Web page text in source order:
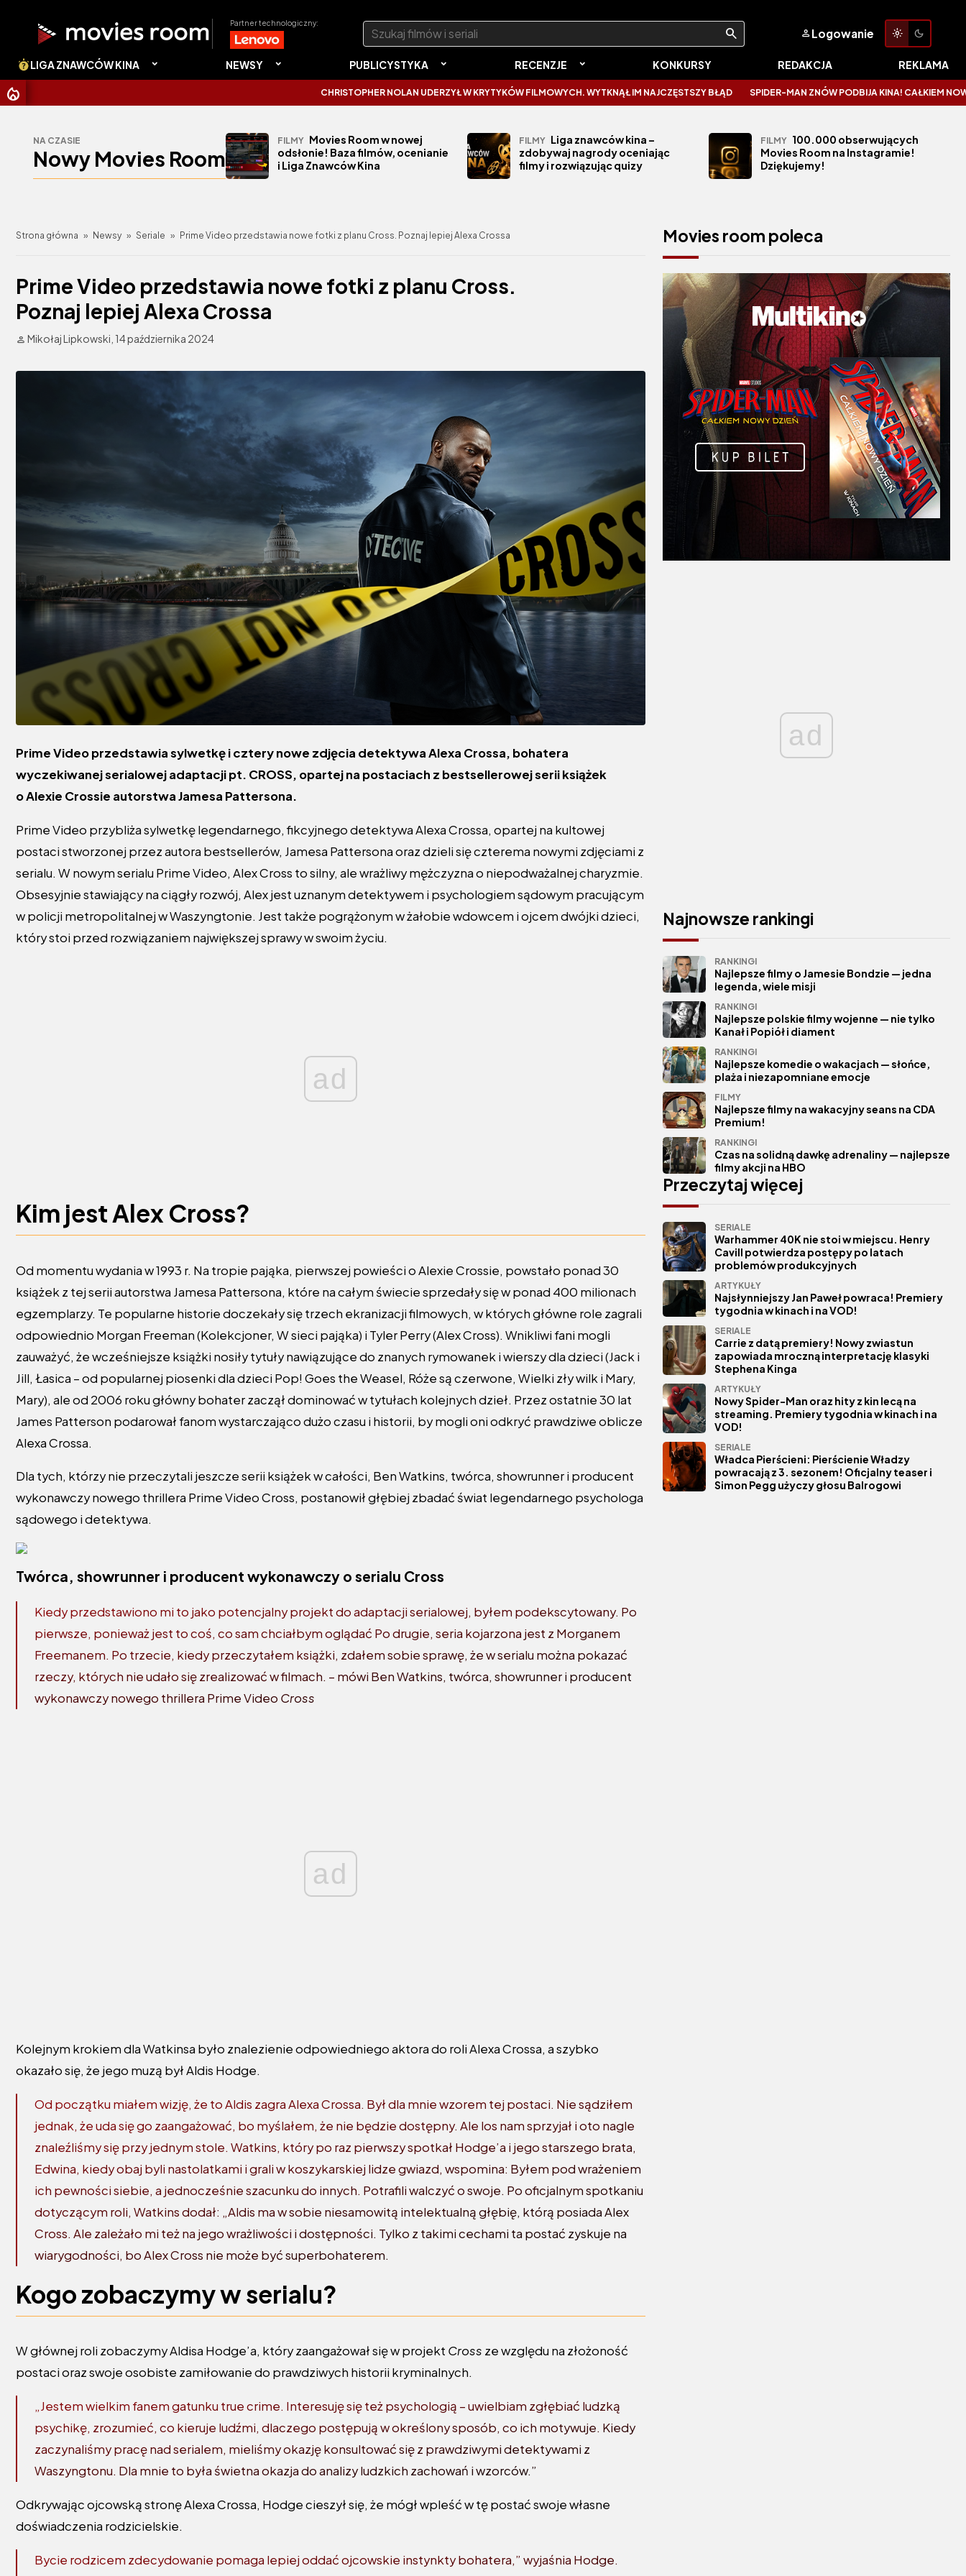
Partner technologiczny: Szukaj:
Logowanie
LIGA ZNAWCÓW KINA NEWSY PUBLICYSTYKA RECENZJE KONKURSY REDAKCJA REKLAMA
CHRISTOPHER NOLAN UDERZYŁ W KRYTYKÓW FILMOWYCH. WYTKNĄŁ IM NAJCZĘSTSZY BŁĄD SPIDER-MAN ZNÓW PODBIJA KINA! CAŁKIEM NOWY DZIEŃ
NA CZASIE
Nowy Movies Room
FILMY Movies Room w nowej
odsłonie! Baza filmów, ocenianie
i Liga Znawców Kina
FILMY Liga znawców kina –
zdobywaj nagrody oceniając
filmy i rozwiązując quizy
FILMY 100.000 obserwujących
Movies Room na Instagramie!
Dziękujemy!
Strona główna » Newsy » Seriale » Prime Video przedstawia nowe fotki z planu Cross. Poznaj lepiej Alexa Crossa
Prime Video przedstawia nowe fotki z planu Cross.
Poznaj lepiej Alexa Crossa
Mikołaj Lipkowski, 14 października 2024
Prime Video przedstawia sylwetkę i cztery nowe zdjęcia detektywa Alexa Crossa, bohatera
wyczekiwanej serialowej adaptacji pt. CROSS, opartej na postaciach z bestsellerowej serii książek
o Alexie Crossie autorstwa Jamesa Pattersona.
Prime Video przybliża sylwetkę legendarnego, fikcyjnego detektywa Alexa Crossa, opartej na kultowej
postaci stworzonej przez autora bestsellerów, Jamesa Pattersona oraz dzieli się czterema nowymi zdjęciami z
serialu. W nowym serialu Prime Video, Alex Cross to silny, ale wrażliwy mężczyzna o niepodważalnej charyzmie.
Obsesyjnie stawiający na ciągły rozwój, Alex jest uznanym detektywem i psychologiem sądowym pracującym
w policji metropolitalnej w Waszyngtonie. Jest także pogrążonym w żałobie wdowcem i ojcem dwójki dzieci,
który stoi przed rozwiązaniem największej sprawy w swoim życiu.
ad
Kim jest Alex Cross?
Od momentu wydania w 1993 r. Na tropie pająka, pierwszej powieści o Alexie Crossie, powstało ponad 30
książek z tej serii autorstwa Jamesa Pattersona, które na całym świecie sprzedały się w ponad 400 milionach
egzemplarzy. Te popularne historie doczekały się trzech ekranizacji filmowych, w których główne role zagrali
odpowiednio Morgan Freeman (Kolekcjoner, W sieci pająka) i Tyler Perry (Alex Cross). Wnikliwi fani mogli
zauważyć, że wcześniejsze książki nosiły tytuły nawiązujące do znanych rymowanek i wierszy dla dzieci (Jack i
Jill, Łasica – od popularnej piosenki dla dzieci Pop! Goes the Weasel, Róże są czerwone, Wielki zły wilk i Mary,
Mary), ale od 2006 roku główny bohater zaczął dominować w tytułach kolejnych dzieł. Przez ostatnie 30 lat
James Patterson podarował fanom wystarczająco dużo czasu i historii, by mogli oni odkryć prawdziwe oblicze
Alexa Crossa.
Dla tych, którzy nie przeczytali jeszcze serii książek w całości, Ben Watkins, twórca, showrunner i producent
wykonawczy nowego thrillera Prime Video Cross, postanowił głębiej zbadać świat legendarnego psychologa
sądowego i detektywa.
Twórca, showrunner i producent wykonawczy o serialu Cross
Kiedy przedstawiono mi to jako potencjalny projekt do adaptacji serialowej, byłem podekscytowany. Po
pierwsze, ponieważ jest to coś, co sam chciałbym oglądać Po drugie, seria kojarzona jest z Morganem
Freemanem. Po trzecie, kiedy przeczytałem książki, zdałem sobie sprawę, że w serialu można pokazać
rzeczy, których nie udało się zrealizować w filmach. – mówi Ben Watkins, twórca, showrunner i producent
wykonawczy nowego thrillera Prime Video Cross
ad
Kolejnym krokiem dla Watkinsa było znalezienie odpowiedniego aktora do roli Alexa Crossa, a szybko
okazało się, że jego muzą był Aldis Hodge.
Od początku miałem wizję, że to Aldis zagra Alexa Crossa. Był dla mnie wzorem tej postaci. Nie sądziłem
jednak, że uda się go zaangażować, bo myślałem, że nie będzie dostępny. Ale los nam sprzyjał i oto nagle
znaleźliśmy się przy jednym stole. Watkins, który po raz pierwszy spotkał Hodge’a i jego starszego brata,
Edwina, kiedy obaj byli nastolatkami i grali w koszykarskiej lidze gwiazd, wspomina: Byłem pod wrażeniem
ich pewności siebie, a jednocześnie szacunku do innych. Potrafili walczyć o swoje. Po oficjalnym spotkaniu
dotyczącym roli, Watkins dodał: „Aldis ma w sobie niesamowitą intelektualną głębię, którą posiada Alex
Cross. Ale zależało mi też na jego wrażliwości i dostępności. Tylko z takimi cechami ta postać zyskuje na
wiarygodności, bo Alex Cross nie może być superbohaterem.
Kogo zobaczymy w serialu?
W głównej roli zobaczymy Aldisa Hodge’a, który zaangażował się w projekt Cross ze względu na złożoność
postaci oraz swoje osobiste zamiłowanie do prawdziwych historii kryminalnych.
„Jestem wielkim fanem gatunku true crime. Interesuję się też psychologią – uwielbiam zgłębiać ludzką
psychikę, zrozumieć, co kieruje ludźmi, dlaczego postępują w określony sposób, co ich motywuje. Kiedy
zaczynaliśmy pracę nad serialem, mieliśmy okazję konsultować się z prawdziwymi detektywami z
Waszyngtonu. Dla mnie to była świetna okazja do analizy ludzkich zachowań i wzorców.”
Odkrywając ojcowską stronę Alexa Crossa, Hodge cieszył się, że mógł wpleść w tę postać swoje własne
doświadczenia rodzicielskie.
Bycie rodzicem zdecydowanie pomaga lepiej oddać ojcowskie instynkty bohatera,” wyjaśnia Hodge.
Movies room poleca
ad
Najnowsze rankingi
RANKINGI
Najlepsze filmy o Jamesie Bondzie — jedna
legenda, wiele misji
RANKINGI
Najlepsze polskie filmy wojenne — nie tylko
Kanał i Popiół i diament
RANKINGI
Najlepsze komedie o wakacjach — słońce,
plaża i niezapomniane emocje
FILMY
Najlepsze filmy na wakacyjny seans na CDA
Premium!
RANKINGI
Czas na solidną dawkę adrenaliny — najlepsze
filmy akcji na HBO
Przeczytaj więcej
SERIALE
Warhammer 40K nie stoi w miejscu. Henry
Cavill potwierdza postępy po latach
problemów produkcyjnych
ARTYKUŁY
Najsłynniejszy Jan Paweł powraca! Premiery
tygodnia w kinach i na VOD!
SERIALE
Carrie z datą premiery! Nowy zwiastun
zapowiada mroczną interpretację klasyki
Stephena Kinga
ARTYKUŁY
Nowy Spider-Man oraz hity z kin lecą na
streaming. Premiery tygodnia w kinach i na
VOD!
SERIALE
Władca Pierścieni: Pierścienie Władzy
powracają z 3. sezonem! Oficjalny teaser i
Simon Pegg użyczy głosu Balrogowi